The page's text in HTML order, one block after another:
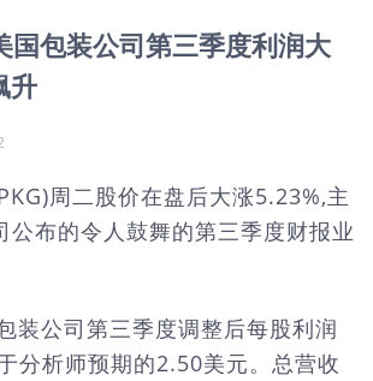
包装公司第三季度利润大
升
周二股价在盘后大涨5.23%,主
公布的令人鼓舞的第三季度财报业
装公司第三季度调整后每股利润
分析师预期的2.50美元。总营收